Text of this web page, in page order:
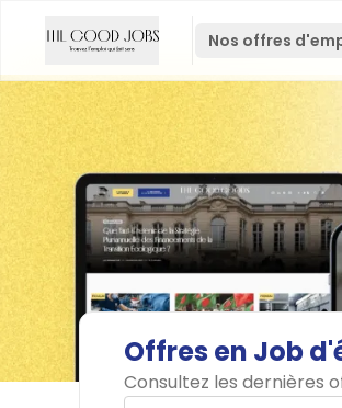
Nos offres
Offres en Job
Consultez les dernières
Rechercher par job, mot-